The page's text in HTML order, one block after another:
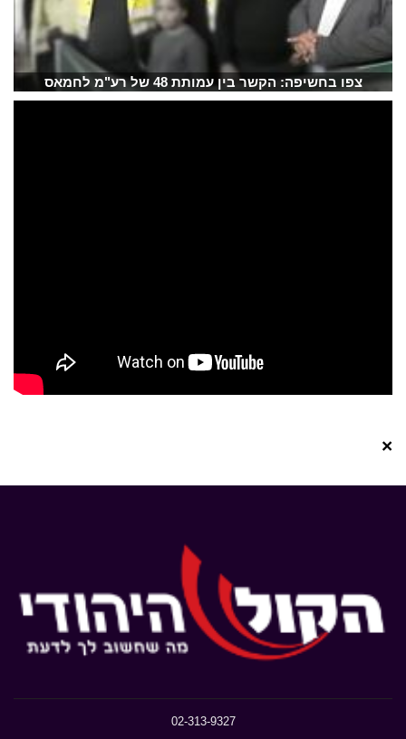
צפו בחשיפה: הקשר בין עמותת 48 של רע"מ לחמאס
×
02-313-9327